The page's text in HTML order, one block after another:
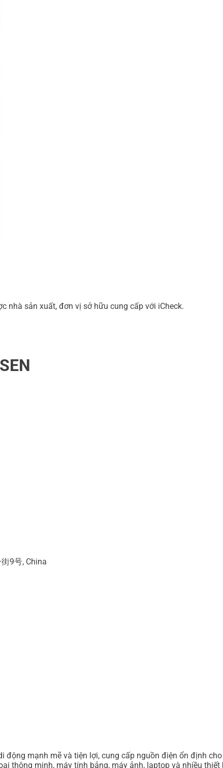
nhà sản xuất, đơn vị sở hữu cung cấp với iCheck.
9号, China
động mạnh mẽ và tiện lợi, cung cấp nguồn điện ổn định
thông minh, máy tính bảng, máy ảnh, laptop và nhiều thiết